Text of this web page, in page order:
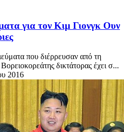
για τον Κιμ Γιονγκ Ουν
που διέρρευσαν από τη
δικτάτορας έχει σ...
2016